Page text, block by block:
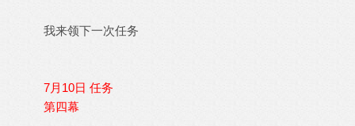
我来领下一次任务
7月10日 任务
第四幕